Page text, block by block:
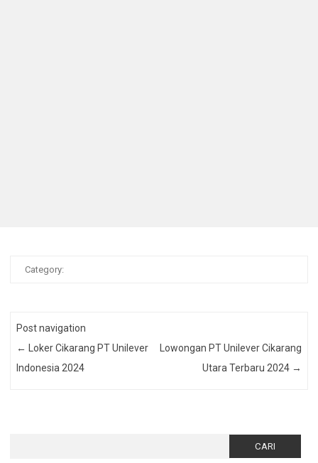
Category:
Post navigation
←
Loker Cikarang PT Unilever
Indonesia 2024
Lowongan PT Unilever Cikarang
Utara Terbaru 2024 →